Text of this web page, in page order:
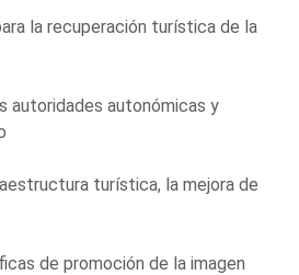
la recuperación turística de la
autoridades autonómicas y
turística, la mejora de
de promoción de la imagen